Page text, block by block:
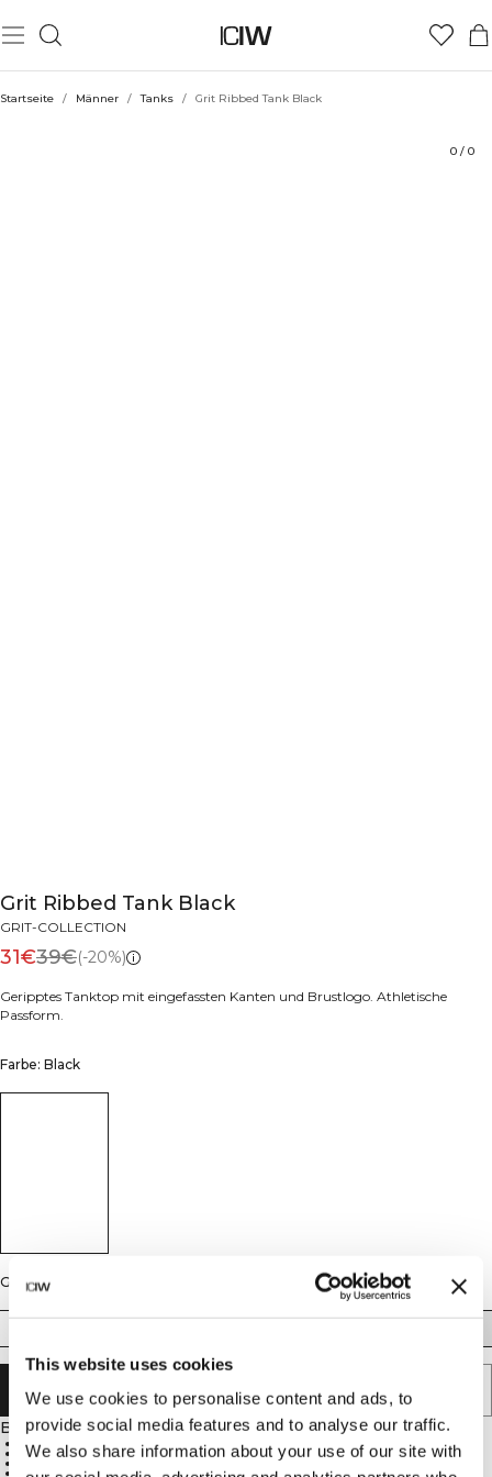
This website uses cookies
We use cookies to personalise content and ads, to
provide social media features and to analyse our traffic.
We also share information about your use of our site with
Startseite / Männer / Tanks / Grit Ribbed Tank Black
0 / 0
Grit Ribbed Tank Black
GRIT-COLLECTION
31€39€(-20%)
Geripptes Tanktop mit eingefassten Kanten und Brustlogo. Athletische
Passform.
Farbe: Black
Größe
IN DEN WARENKORB LEGEN
Beschreibung
Gerippte Baumwolle
Athletische Passform
95 % Baumwolle, 5 % Elastan